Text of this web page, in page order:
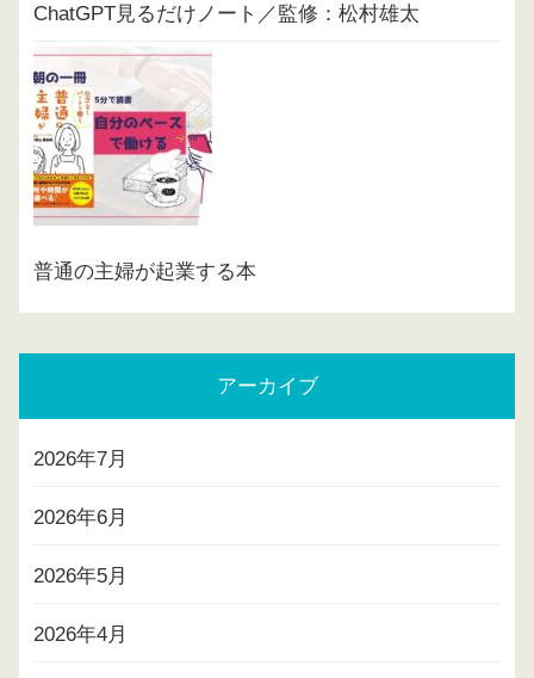
ChatGPT見るだけノート／監修：松村雄太
普通の主婦が起業する本
アーカイブ
2026年7月
2026年6月
2026年5月
2026年4月